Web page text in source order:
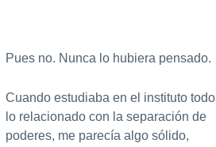
Pues no. Nunca lo hubiera pensado.
Cuando estudiaba en el instituto todo
lo relacionado con la separación de
poderes, me parecía algo sólido,